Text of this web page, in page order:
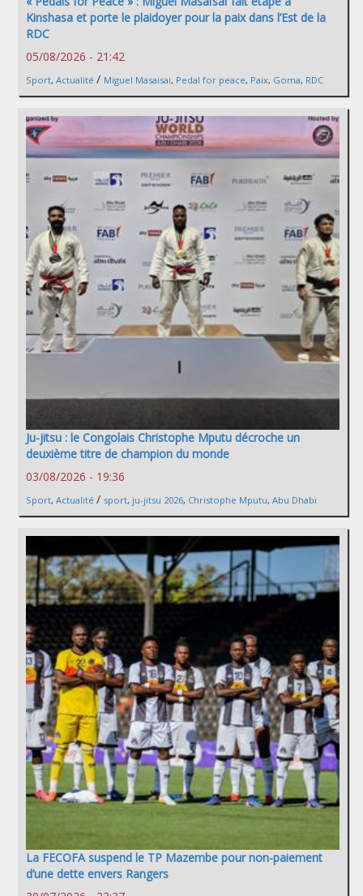
Kinshasa et porte le plaidoyer pour la paix dans l’Est de la
RDC
05/08/2026 - 21:42
Sport, Actualité / Miguel Masaisai, Pedal for peace, Paix, Goma, RDC
Ju-jitsu : le Congolais Christophe Mputu décroche un
deuxième titre de champion du monde
03/08/2026 - 19:36
Sport, Actualité / sport, ju-jitsu 2026, Christophe Mputu, Abu Dhabi
La FECOFA suspend le TP Mazembe pour non-paiement
d’une dette envers Rangers